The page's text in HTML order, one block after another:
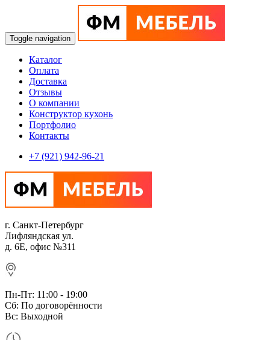
Toggle navigation
Каталог
Оплата
Доставка
Отзывы
О компании
Конструктор кухонь
Портфолио
Контакты
+7 (921) 942-96-21
г. Санкт-Петербург
Лифляндская ул.
д. 6Е, офис №311
Пн-Пт: 11:00 - 19:00
Сб: По договорённости
Вс: Выходной